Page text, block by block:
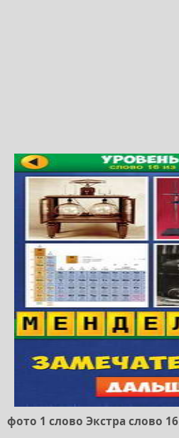
фото 1 слово Экстра слово 16